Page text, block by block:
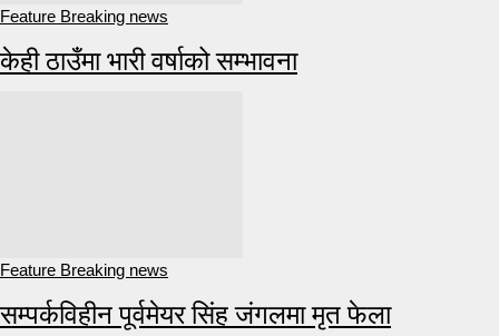
Feature Breaking news
केही ठाउँमा भारी वर्षाको सम्भावना
Feature Breaking news
सम्पर्कविहीन पूर्वमेयर सिंह जंगलमा मृत फेला